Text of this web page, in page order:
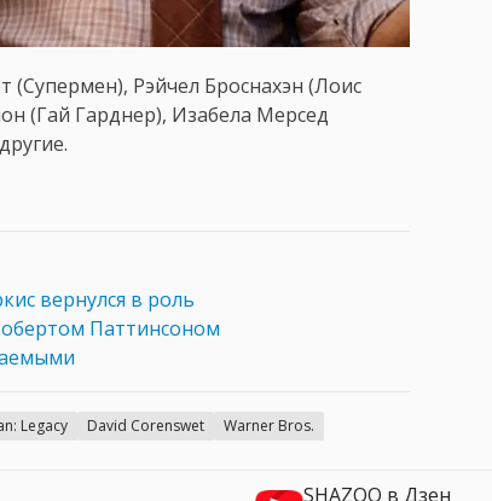
Рэйчел Броснахэн (Лоис
(Гай Гарднер), Изабела Мерсед
вернулся в роль
Паттинсоном
Legacy David Corenswet
Warner Bros.
SHAZOO в Дзен